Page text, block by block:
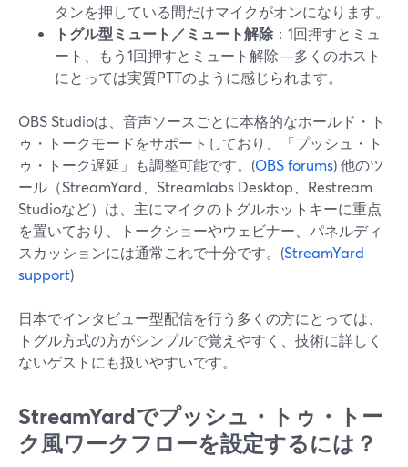
タンを押している間だけマイクがオンになります。
トグル型ミュート／ミュート解除 ：1回押すとミュ
ート、もう1回押すとミュート解除—多くのホスト
にとっては実質PTTのように感じられます。
OBS Studioは、音声ソースごとに本格的なホールド・ト
ゥ・トークモードをサポートしており、「プッシュ・ト
ゥ・トーク遅延」も調整可能です。(OBS forums) 他のツ
ール（StreamYard、Streamlabs Desktop、Restream
Studioなど）は、主にマイクのトグルホットキーに重点
を置いており、トークショーやウェビナー、パネルディ
スカッションには通常これで十分です。(StreamYard
support)
日本でインタビュー型配信を行う多くの方にとっては、
トグル方式の方がシンプルで覚えやすく、技術に詳しく
ないゲストにも扱いやすいです。
StreamYardでプッシュ・トゥ・トー
ク風ワークフローを設定するには？